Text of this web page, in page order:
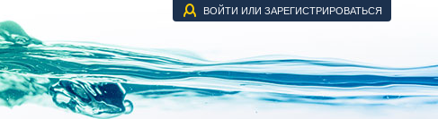
ВОЙТИ ИЛИ ЗАРЕГИСТРИРОВАТЬСЯ